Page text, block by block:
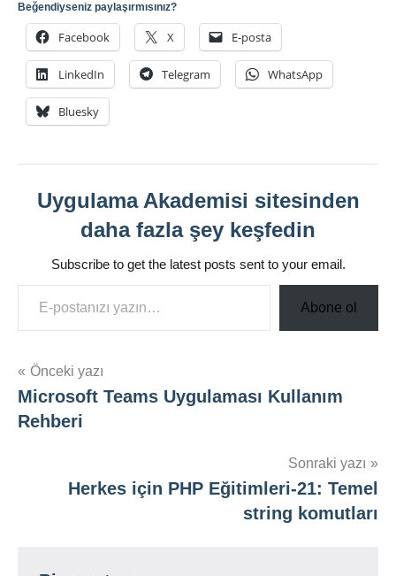
Beğendiyseniz paylaşırmısınız?
Facebook X E-posta
LinkedIn Telegram WhatsApp
Bluesky
Uygulama Akademisi sitesinden
daha fazla şey keşfedin
Subscribe to get the latest posts sent to your email.
E-postanızı yazın…
Abone ol
Yazı
gezinmesi
Önceki yazı
Microsoft Teams Uygulaması Kullanım
Rehberi
Sonraki yazı
Herkes için PHP Eğitimleri-21: Temel
string komutları